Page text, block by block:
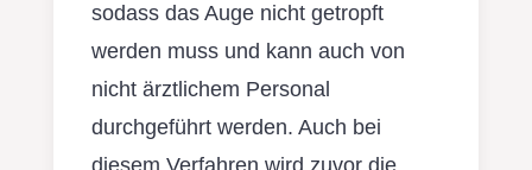
sodass das Auge nicht getropft
werden muss und kann auch von
nicht ärztlichem Personal
durchgeführt werden. Auch bei